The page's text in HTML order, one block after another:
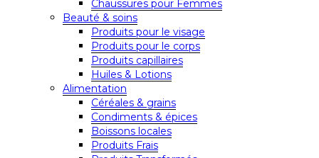
Chaussures pour Femmes
Beauté & soins
Produits pour le visage
Produits pour le corps
Produits capillaires
Huiles & Lotions
Alimentation
Céréales & grains
Condiments & épices
Boissons locales
Produits Frais